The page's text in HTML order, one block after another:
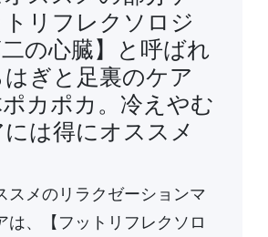
リフレクソロジ
の心臓】と呼ばれ
ぎと足裏のケア
カポカ。冷えやむ
は得にオススメ
スメのリラクゼーションマ
は、【フットリフレクソロ